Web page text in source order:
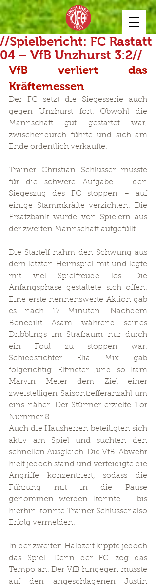
//Spielbericht: FC Rastatt
04 – VfB Unzhurst 3:2//
VfB verliert das
Kräftemessen
Der FC setzt die Siegesserie auch
gegen Unzhurst fort. Obwohl die
Mannschaft gut gestartet war,
zwischendurch führte und sich am
Ende ordentlich verkaufte.
Trainer Christian Schlusser musste
für die schwere Aufgabe – den
Siegeszug des FC stoppen – auf
einige Stammkräfte verzichten. Die
Ersatzbank wurde von Spielern aus
der zweiten Mannschaft aufgefüllt.
Die Startelf nahm den Schwung aus
dem letzten Heimspiel mit und legte
mit viel Spielfreude los. Die
Anfangsphase gestaltete sich offen.
Eine erste nennenswerte Aktion gab
es nach 17 Minuten. Nachdem
Benedikt Asam während seines
Dribblings im Strafraum nur durch
ein Foul zu stoppen war.
Schiedsrichter Elia Mix gab
folgerichtig Elfmeter ,und so kam
Marvin Meier dem Ziel einer
zweistelligen Saisontrefferanzahl um
eins näher. Der Stürmer erzielte Tor
Nummer 8.
Auch die Hausherren beteiligten sich
aktiv am Spiel und suchten den
schnellen Ausgleich. Die VfB-Abwehr
hielt jedoch stand und verteidigte die
Angriffe konzentriert, sodass die
Führung mit in die Pause
genommen werden konnte – bis
hierhin konnte Trainer Schlusser also
Erfolg vermelden.
In der zweiten Halbzeit kippte jedoch
das Spiel. Denn der FC zog das
Tempo an. Der VfB hingegen musste
auf den angeschlagenen Justin